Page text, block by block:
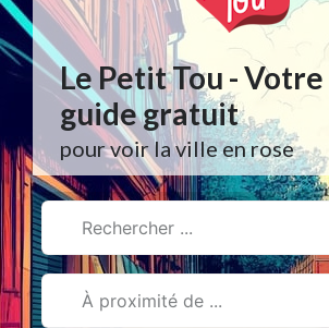
Le Petit Tou -
guide gratuit
pour voir la ville en rose